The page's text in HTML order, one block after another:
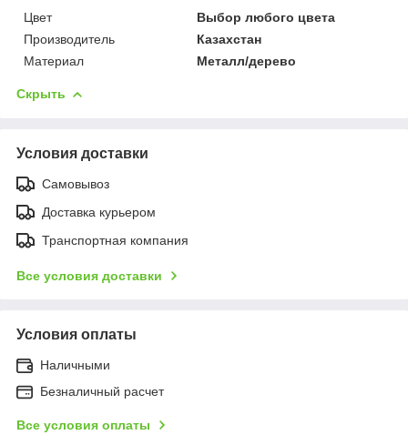
Цвет
Выбор любого цвета
Производитель
Казахстан
Материал
Металл/дерево
Скрыть
Условия доставки
Самовывоз
Доставка курьером
Транспортная компания
Все условия доставки
Условия оплаты
Наличными
Безналичный расчет
Все условия оплаты